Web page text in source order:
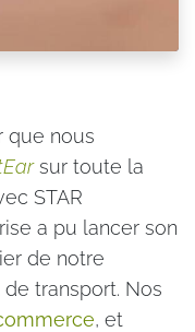
que nous
sur toute la
STAR
a pu lancer son
de notre
transport. Nos
, et